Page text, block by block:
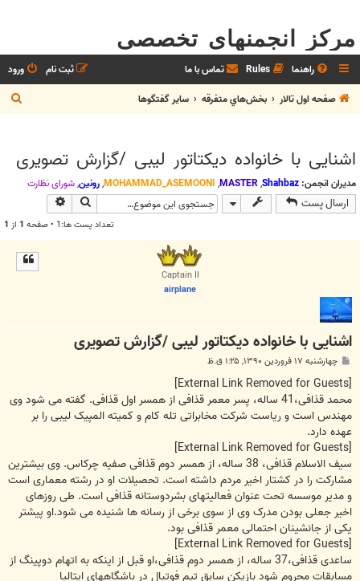
مرکز انجمنهای تخصصی
راهنما Rules تماس با ما ورود
ثبت نام
صفحه اول تالار
بخش‌‌هاي متفرقه ساير گفتگوها
س
اشنایی با خانواده دیکتاتور لیبی /گزارش تصویری
مدیران انجمن: Shahbaz
,
MASTER
,
MOHAMMAD_ASEMOONI
,رونین,شوراي نظارت
ارسال پست جستجو
تعداد پست ها:1 • صفحه 1 از 1
Captain II
airplane
اشنایی با خانواده دیکتاتور لیبی /گزارش تصویری
س
ت
چهارشنبه ۱۷ فروردین ۱۳۹۰, ۱:۲۵ ق.ظ
[External Link Removed for Guests]
محمد قذافی،41 ساله، پسر معمر قذافی از همسر اول قذافی. گفته می شود وی
مهندس است و ریاست شرکت مخابراتی تله کام و کمیته المپیک لیبی را بر
عهده دارد.
[External Link Removed for Guests]
سیف الاسلام قذافی، 38 ساله، از همسر دوم قذافی صفیه چرکاس. وی بیشترین
مشارکت را در کشتار اخیر مردم داشته است. تحصیلات او در رشته معماری است
و مدیر موسسه تحت عنوان فعالیتهای بشردوستانه قذافی است. طی روزهای
اخیر جعلی بودن مدرک وی از سوی برخی از رسانه ها شنیده می شود.او پیشتر
یکی از جانشینان احتمالی معمر قذافی بود.
[External Link Removed for Guests]
ساعدی قذافی،37 ساله، از همسر دوم قذافی،او قبل از اینکه به اتهام دوپینگ از
مسابقات محروم شود بازیکن سابق تیم فوتبال در باشگاههای ایتالیا